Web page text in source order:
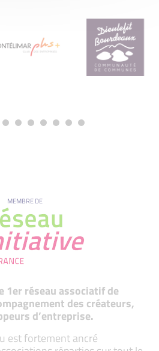
MEMBRE DE
1er réseau associatif de
des créateurs,
d’entreprise.
est fortement ancré